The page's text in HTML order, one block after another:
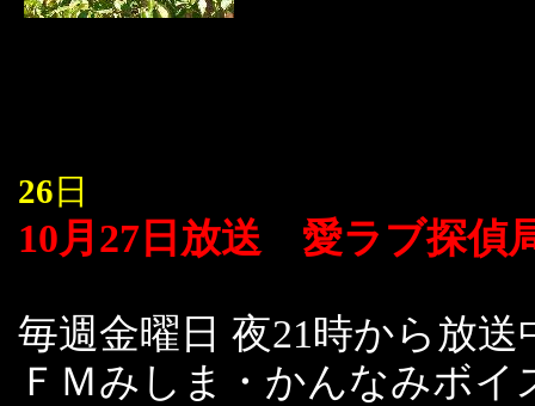
26 日
10月27日放送 愛ラブ探偵
毎週金曜日 夜21時から放送
ＦＭみしま・かんなみボ